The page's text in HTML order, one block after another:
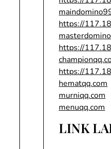
https://
https://
https://
hematqq.com
murniqq.com
menuqq.com
LINK